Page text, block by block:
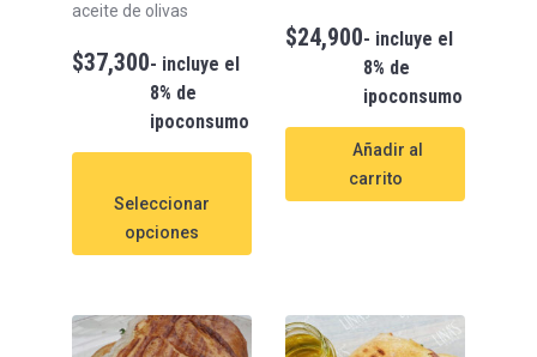
aceite de olivas
$37,300- incluye el
8% de
ipoconsumo
Seleccionar
opciones
$24,900- incluye el
8% de
ipoconsumo
Añadir al
carrito